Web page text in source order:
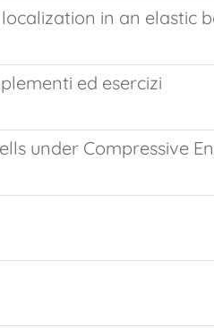
in an elastic
ed esercizi
under Compressive